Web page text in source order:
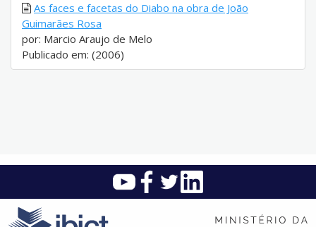
As faces e facetas do Diabo na obra de João
Guimarães Rosa
por: Marcio Araujo de Melo
Publicado em: (2006)